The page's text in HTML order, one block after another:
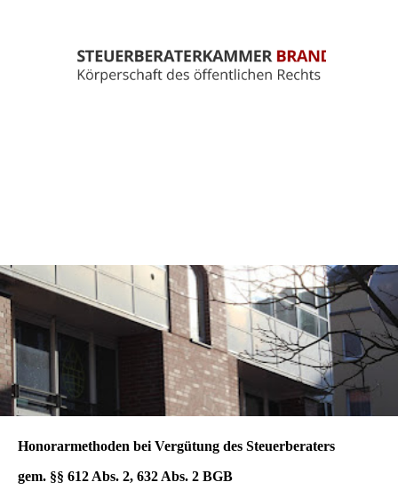
Honorarmethoden bei Vergütung des Steuerberaters
gem. §§ 612 Abs. 2, 632 Abs. 2 BGB